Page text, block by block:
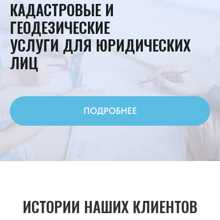
КАДАСТРОВЫЕ И
ГЕОДЕЗИЧЕСКИЕ
УСЛУГИ ДЛЯ ЮРИДИЧЕСКИХ
ЛИЦ
ПОДРОБНЕЕ
ИСТОРИИ НАШИХ КЛИЕНТОВ